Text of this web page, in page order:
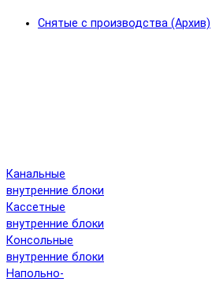
Снятые с производства (Архив)
Канальные
внутренние блоки
Кассетные
внутренние блоки
Консольные
внутренние блоки
Напольно-